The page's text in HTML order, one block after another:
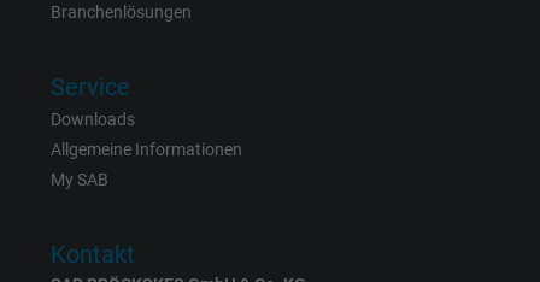
Branchenlösungen
Service
Downloads
Allgemeine Informationen
My SAB
Kontakt